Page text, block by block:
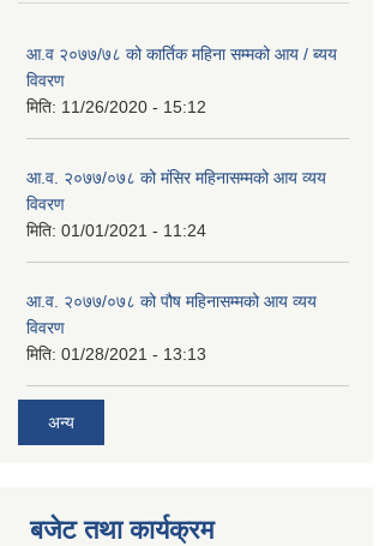
आ.व २०७७/७८ को कार्तिक महिना सम्मको आय / ब्यय
विवरण
मिति: 11/26/2020 - 15:12
आ.व. २०७७/०७८ को मंसिर महिनासम्मको आय व्यय
विवरण
मिति: 01/01/2021 - 11:24
आ.व. २०७७/०७८ को पौष महिनासम्मको आय व्यय
विवरण
मिति: 01/28/2021 - 13:13
अन्य
बजेट तथा कार्यक्रम